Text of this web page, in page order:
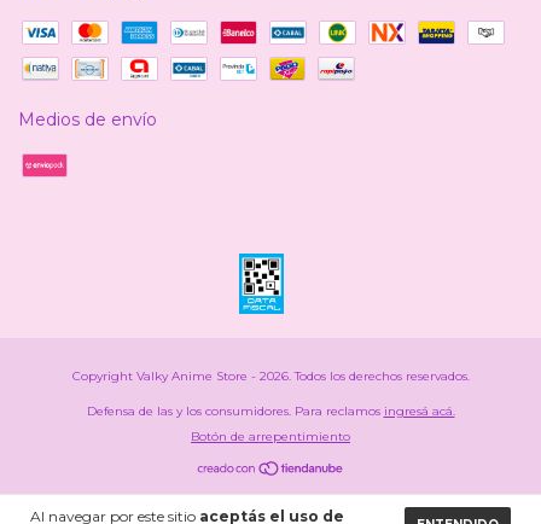
Al navegar por este sitio aceptás el uso de
Medios de envío
Copyright Valky Anime Store - 2026. Todos los derechos reservados.
Defensa de las y los consumidores. Para reclamos ingresá acá.
Botón de arrepentimiento